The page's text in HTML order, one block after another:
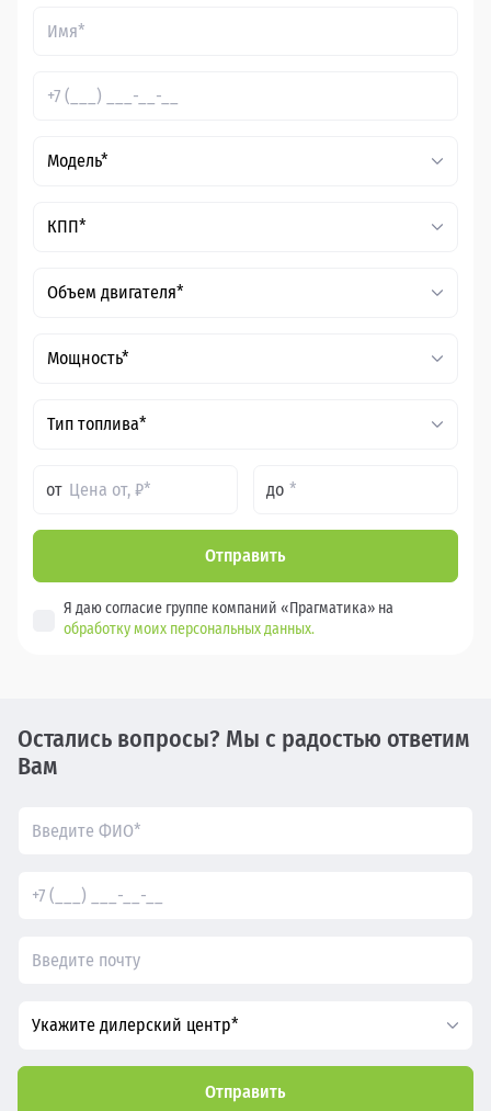
Модель*
КПП*
Объем двигателя*
Мощность*
Тип топлива*
от до
Отправить
Я даю согласие группе компаний «Прагматика» на
обработку моих персональных данных.
Остались вопросы? Мы с радостью ответим
Вам
Укажите дилерский центр*
Отправить